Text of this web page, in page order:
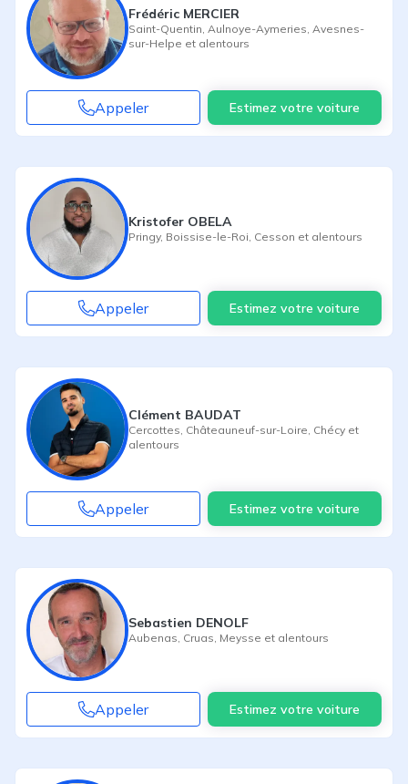
Frédéric MERCIER
Saint-Quentin Aulnoye-Aymeries Avesnes-
sur-Helpe et alentours
Appeler Estimez votre voiture
Kristofer OBELA
Pringy, Boissise-le-Roi Cesson et alentours
Appeler Estimez votre voiture
Clément BAUDAT
Cercottes Châteauneuf-sur-Loire Chécy et
alentours
Appeler Estimez votre voiture
Sebastien DENOLF
Aubenas Cruas Meysse et alentours
Appeler Estimez votre voiture